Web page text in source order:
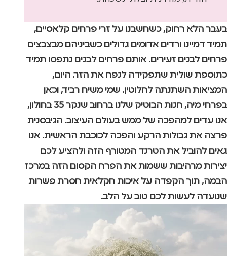
בעבר הלא רחוק, כשחשבנו על זרי פרחים קלאסיים,
תמיד דמיינו ורדים אדומים גדולים כשביניהם מבצבצים
פרחים לבנים זעירים. אותם פרחים לבנים נתפסו תמיד
כתוספת שולית שתפקידה לנפח את הזר. היום,
המציאות השתנתה לחלוטין. שמי משיח רביד, וכאן
בפרחי מיה, חנות הבוטיק שלנו ברחוב שנקר 35 בחולון,
אנו עדים למהפכה של ממש בעולם העיצוב. הגיבסנית
פרצה את גבולות הרקע והפכה לכוכבת הראשית. אנו
גאים להוביל את הטרנד המטורף הזה ולהציע לכם
יצירות מרהיבות ששמות את הפרח הקסום הזה במרכז
הבמה, תוך הקפדה על איכות חקלאית חסרת פשרות
שנועדה לעשות לכם טוב על הלב.